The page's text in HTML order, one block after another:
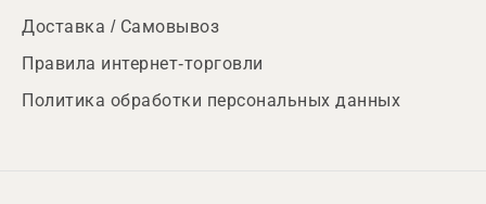
Доставка / Самовывоз
Правила интернет-торговли
Политика обработки персональных данных